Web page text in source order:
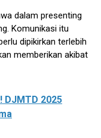
dalam presenting
Komunikasi itu
dipikirkan terlebih
memberikan akibat
DJMTD 2025